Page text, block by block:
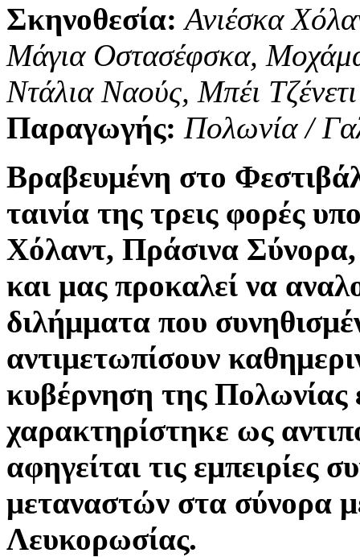
Σκηνοθεσία:Ανιέσκα
Μάγια Οστασέφσκα,
Ντάλια Ναούς, Μπέι
Παραγωγής: Πολωνία /
Βραβευμένη στο
ταινία της τρεις φορές
Χόλαντ, Πράσινα Σύνορα,
και μας προκαλεί να
διλήμματα που
αντιμετωπίσουν
κυβέρνηση της Πολωνίας
χαρακτηρίστηκε ως
αφηγείται τις εμπειρίες
μεταναστών στα σύνορα
Λευκορωσίας.